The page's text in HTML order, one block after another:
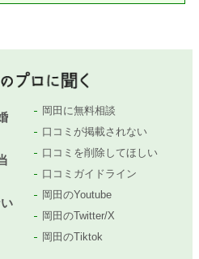
岡田に無料相談
口コミが掲載されない
口コミを削除してほしい
口コミガイドライン
岡田のYoutube
岡田のTwitter/X
岡田のTiktok